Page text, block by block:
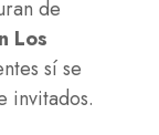
de
Los
sí se
invitados.